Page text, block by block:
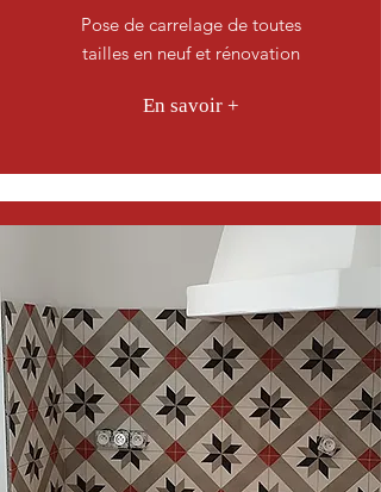
Pose de carrelage de toutes
tailles en neuf et rénovation
En savoir +